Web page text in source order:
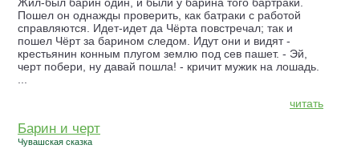
Пошел он однажды проверить, как батраки с работой
справляются. Идет-идет да Чёрта повстречал; так и
пошел Чёрт за барином следом. Идут они и видят -
крестьянин конным плугом землю под сев пашет. - Эй,
черт побери, ну давай пошла! - кричит мужик на лошадь.
читать
Барин и черт
Чувашская сказка